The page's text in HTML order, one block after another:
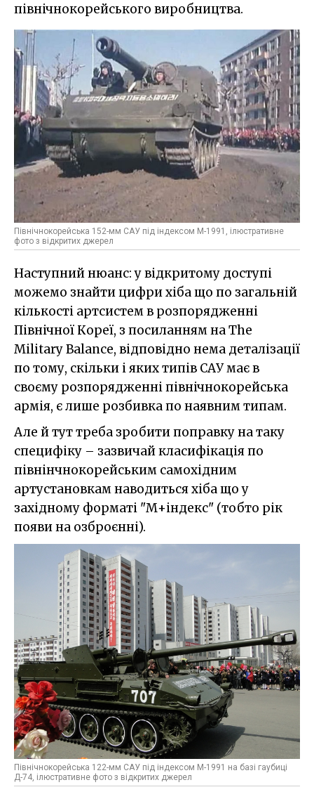
північнокорейського виробництва.
Північнокорейська 152-мм САУ під індексом М-1991, ілюстративне
фото з відкритих джерел
Наступний нюанс: у відкритому доступі
можемо знайти цифри хіба що по загальній
кількості артсистем в розпорядженні
Північної Кореї, з посиланням на The
Military Balance, відповідно нема деталізації
по тому, скільки і яких типів САУ має в
своєму розпорядженні північнокорейська
армія, є лише розбивка по наявним типам.
Але й тут треба зробити поправку на таку
специфіку – зазвичай класифікація по
півнінчнокорейським самохідним
артустановкам наводиться хіба що у
західному форматі "М+індекс" (тобто рік
появи на озброєнні).
Північнокорейська 122-мм САУ під індексом М-1991 на базі гаубиці
Д-74, ілюстративне фото з відкритих джерел